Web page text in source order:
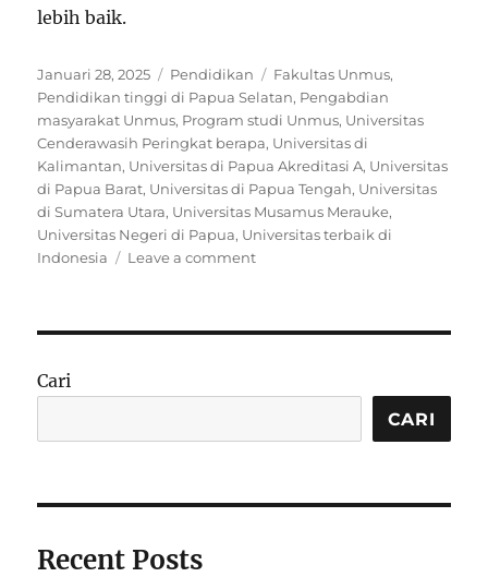
lebih baik.
Posted
on
Januari 28, 2025 Categories
Pendidikan Tags
Fakultas Unmus,
Pendidikan tinggi di Papua Selatan, Pengabdian
masyarakat Unmus, Program studi Unmus, Universitas
Cenderawasih Peringkat berapa, Universitas di
Kalimantan, Universitas di Papua Akreditasi A, Universitas
di Papua Barat, Universitas di Papua Tengah, Universitas
di Sumatera Utara, Universitas Musamus Merauke,
Universitas Negeri di Papua, Universitas terbaik di
Indonesia
Leave a commenton
Pendidikan
Papua
Cari
CARI
Recent Posts